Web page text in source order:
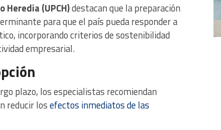
Heredia (UPCH)destacan que la preparación
para que el país pueda responder a
incorporando criterios de sostenibilidad
empresarial.
plazo, los especialistas recomiendan
reducir losefectos inmediatos de las